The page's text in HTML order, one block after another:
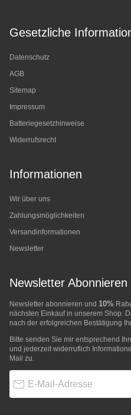
Gesetzliche
Datenschutz
AGB
Sitemap
Impressum
Batteriegesetzhinweise
Widerrufsrecht
Informationen
Wir über uns
Zahlungsmöglichkeiten
Versandinformationen
Newsletter
Newsletter Abonnieren
Newsletter abonnieren und 10%
nächsten Einkauf in unserem Shop.
nach der erfolgreichen Bestätigung
Bitte senden Sie mir entsprechend
und jederzeit widerruflich
Mail zu.